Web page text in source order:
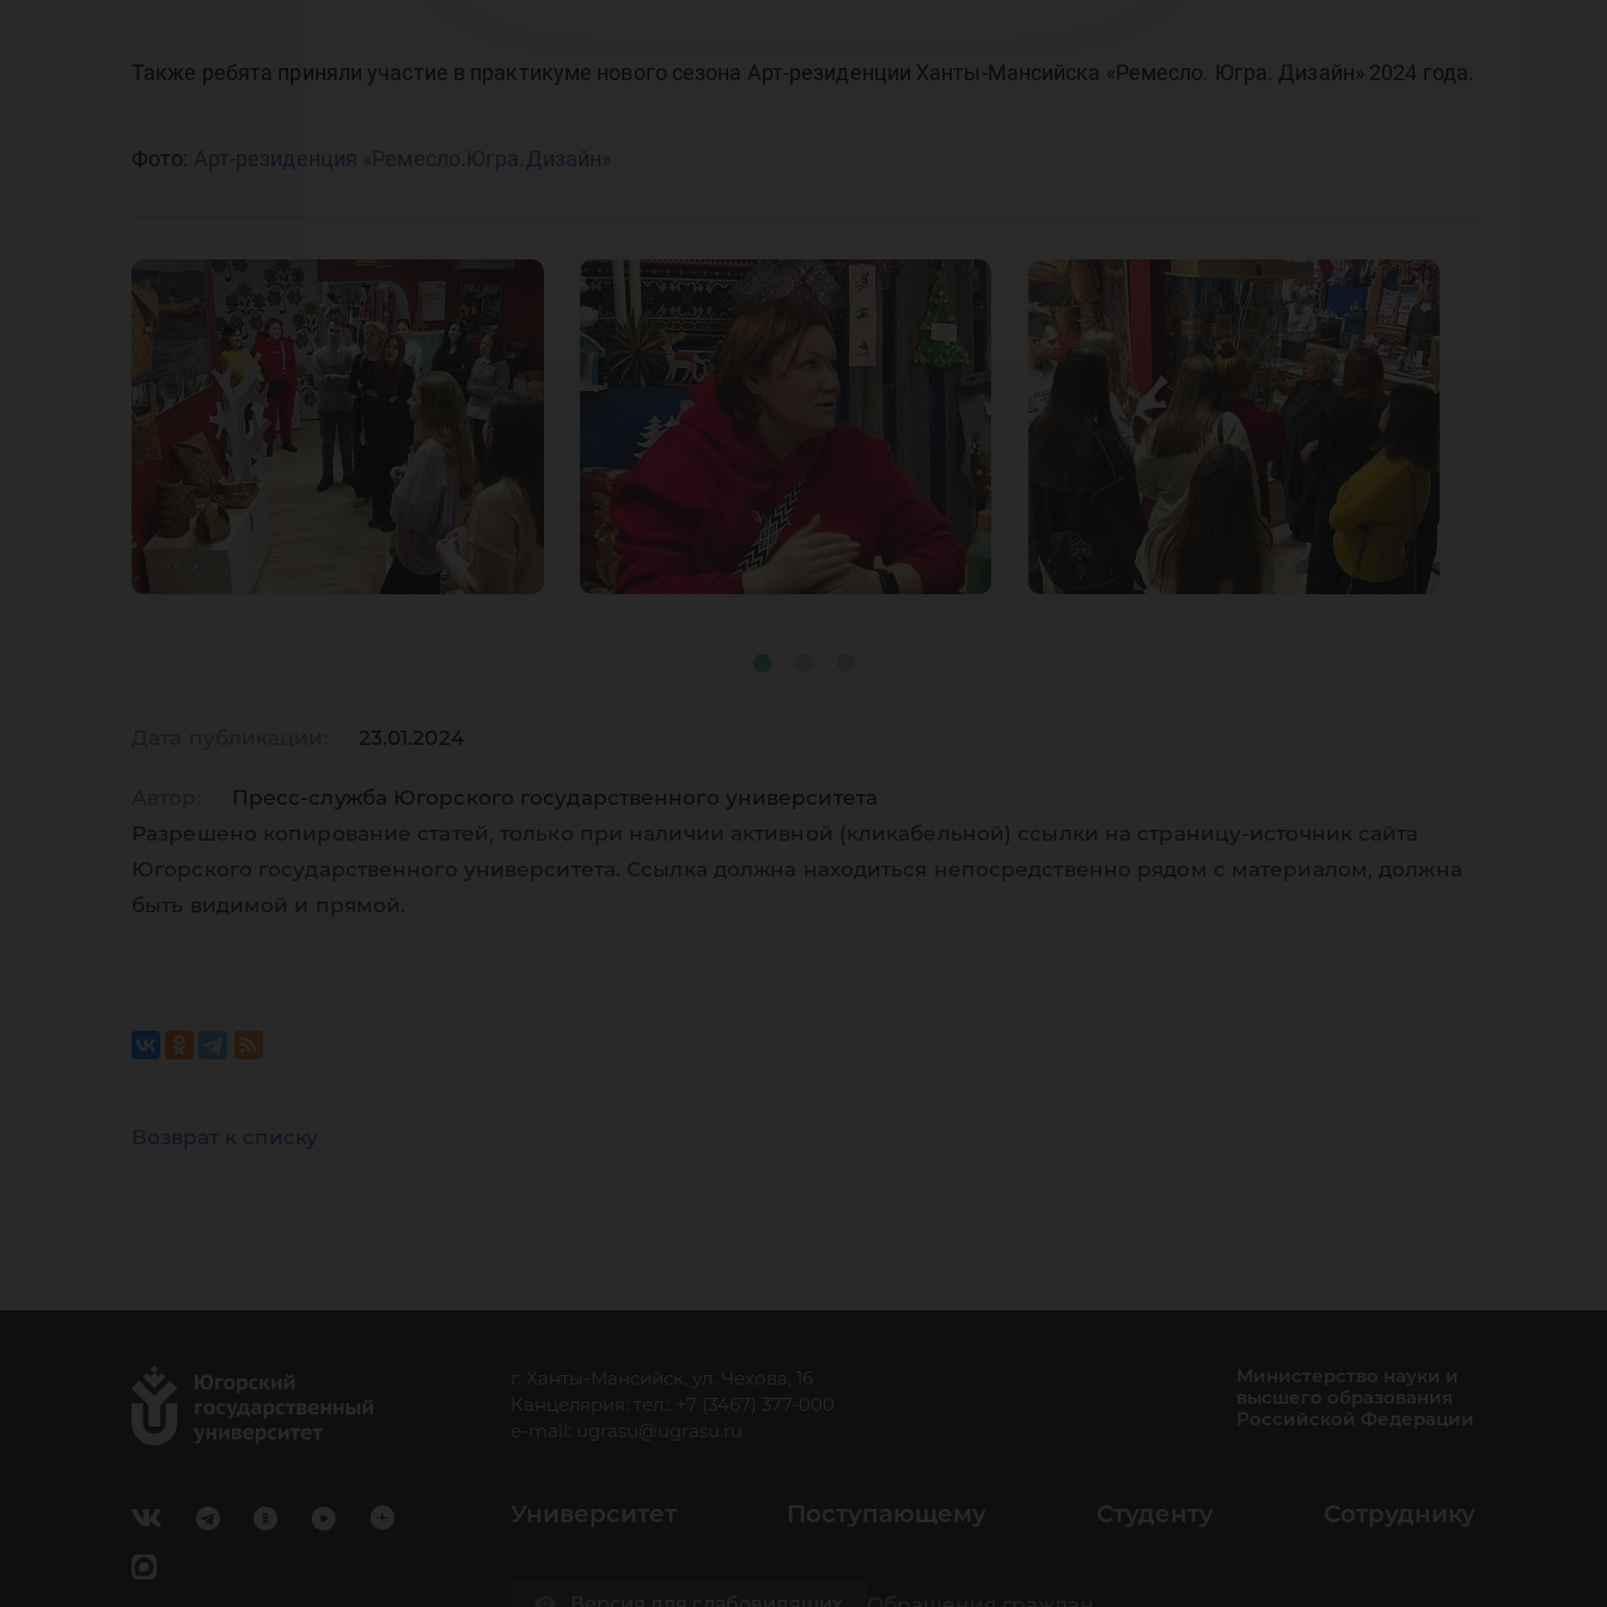
Также ребята приняли участие в практикуме нового сезона Арт-резиденции Ханты-Мансийска «Ремесло. Югра. Дизайн» 2024 года.
Фото: Арт-резиденция «Ремесло.Югра.Дизайн»
23.01.2024
Пресс-служба Югорского государственного университета
Разрешено копирование статей, только при наличии активной (кликабельной) ссылки на страницу-источник сайта
Югорского государственного университета. Ссылка должна находиться непосредственно рядом с материалом, должна
быть видимой и прямой.
Возврат к списку
г. Ханты-Мансийск, ул. Чехова, 16
Канцелярия: тел.: +7 (3467) 377-000
e-mail:
ugrasu@ugrasu.ru
Министерство науки и
высшего образования
Российской Федерации
Университет Поступающему Студенту Сотруднику